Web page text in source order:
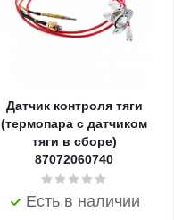
Датчик контроля тяги
(термопара с датчиком
тяги в сборе)
87072060740
Есть в наличии